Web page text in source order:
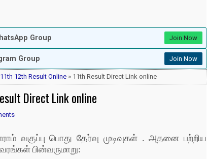
Group Join Now
Group Join Now
11th 12th Result Online » 11th Result Direct Link online
Direct Link online
வகுப்பு பொது தேர்வு முடிவுகள் . அதனை பற்றிய
பின்வருமாறு: